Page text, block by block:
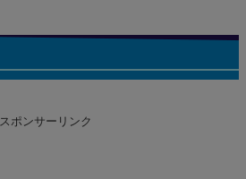
スポンサーリンク